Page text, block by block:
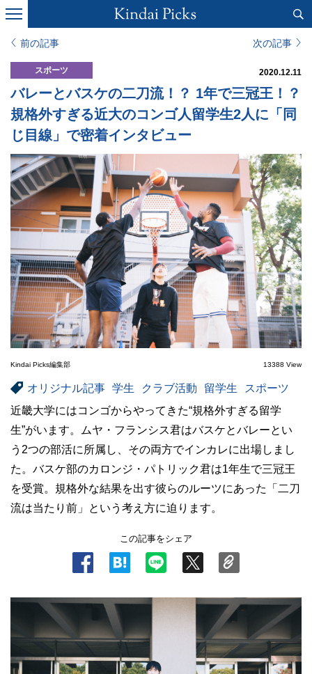
前の記事 次の記事
スポーツ 2020.12.11
バレーとバスケの二刀流！？ 1年で三冠王！？
規格外すぎる近大のコンゴ人留学生2人に「同
じ目線」で密着インタビュー
Kindai Picks編集部 13388 View
オリジナル記事 学生 クラブ活動 留学生
スポーツ
近畿大学にはコンゴからやってきた“規格外すぎる留学
生”がいます。ムヤ・フランシス君はバスケとバレーとい
う2つの部活に所属し、その両方でインカレに出場しまし
た。バスケ部のカロンジ・パトリック君は1年生で三冠王
を受賞。規格外な結果を出す彼らのルーツにあった「二刀
流は当たり前」という考え方に迫ります。
この記事をシェア